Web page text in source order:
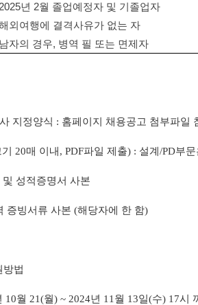
년 2월 졸업예정자 및 기졸업자
외여행에 결격사유가 없는 자
자의 경우, 병역 필 또는 면제자
지정양식 : 홈페이지 채용공고 첨부파일
20매 이내 , PDF파일 제출) : 설계 /PD부
및 성적증명서 사본
증빙서류 사본 (해당자에 한 함)
방법
10월 21(월) ~ 2024년 11 월 13일(수) 17시